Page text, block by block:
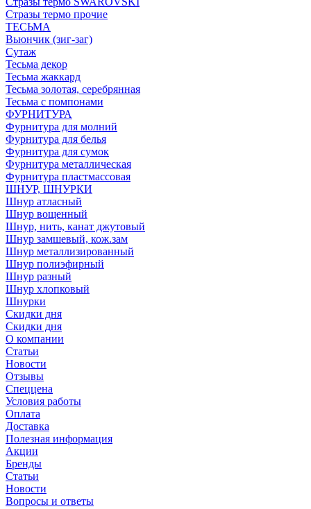
Стразы термо прочие
ТЕСЬМА
Вьюнчик (зиг-заг)
Сутаж
Тесьма декор
Тесьма жаккард
Тесьма золотая, серебрянная
Тесьма с помпонами
ФУРНИТУРА
Фурнитура для молний
Фурнитура для белья
Фурнитура для сумок
Фурнитура металлическая
Фурнитура пластмассовая
ШНУР, ШНУРКИ
Шнур атласный
Шнур вощенный
Шнур, нить, канат джутовый
Шнур замшевый, кож.зам
Шнур металлизированный
Шнур полиэфирный
Шнур разный
Шнур хлопковый
Шнурки
Скидки дня
Скидки дня
О компании
Статьи
Новости
Отзывы
Спеццена
Условия работы
Оплата
Доставка
Полезная информация
Акции
Бренды
Статьи
Новости
Вопросы и ответы